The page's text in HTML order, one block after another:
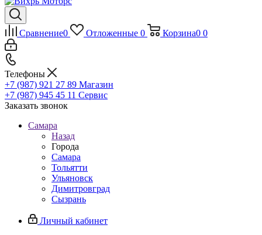
Сравнение0 Отложенные 0 Корзина0 0
Телефоны
+7 (987) 921 27 89 Магазин
+7 (987) 945 45 11 Сервис
Заказать звонок
Самара
Назад
Города
Самара
Тольятти
Ульяновск
Димитровград
Сызрань
Личный кабинет